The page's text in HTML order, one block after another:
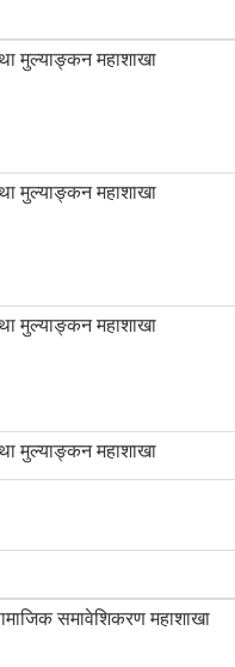
मुल्याङ्कन महाशाखा
मुल्याङ्कन महाशाखा
मुल्याङ्कन महाशाखा
मुल्याङ्कन महाशाखा
समावेशिकरण महाशाखा